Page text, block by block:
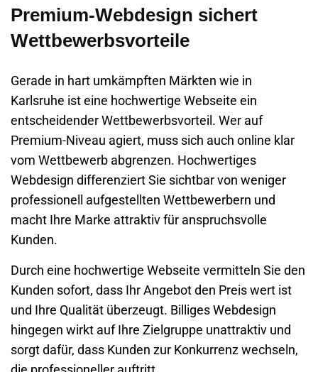
Premium-Webdesign sichert
Wettbewerbsvorteile
Gerade in hart umkämpften Märkten wie in
Karlsruhe ist eine hochwertige Webseite ein
entscheidender Wettbewerbsvorteil. Wer auf
Premium-Niveau agiert, muss sich auch online klar
vom Wettbewerb abgrenzen. Hochwertiges
Webdesign differenziert Sie sichtbar von weniger
professionell aufgestellten Wettbewerbern und
macht Ihre Marke attraktiv für anspruchsvolle
Kunden.
Durch eine hochwertige Webseite vermitteln Sie den
Kunden sofort, dass Ihr Angebot den Preis wert ist
und Ihre Qualität überzeugt. Billiges Webdesign
hingegen wirkt auf Ihre Zielgruppe unattraktiv und
sorgt dafür, dass Kunden zur Konkurrenz wechseln,